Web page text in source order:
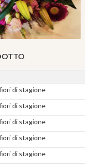
di stagione
di stagione
di stagione
di stagione
di stagione